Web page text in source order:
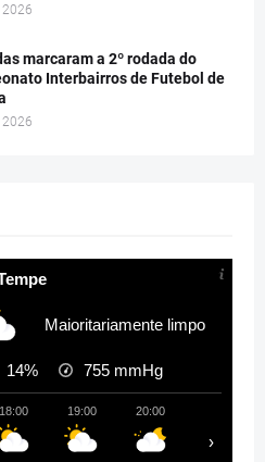
marcaram a 2º rodada do
Interbairros de Futebol de
Maioritariamente limpo
14% 755 mmHg
18:00 19:00 20:00
›